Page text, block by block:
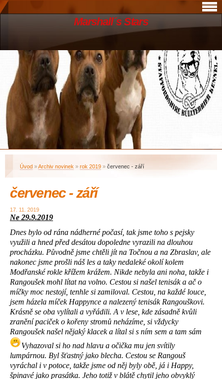
Marshall´s Stars
Úvod »Archiv novinek » rok 2019 » červenec - září
červenec - září
17. 11. 2019
Ne 29.9.2019
Dnes bylo od rána nádherné počasí, tak jsme toho s pejsky
využili a hned před desátou dopoledne vyrazili na dlouhou
procházku. Původně jsme chtěli jít na Točnou a na Zbraslav, ale
nakonec jsme prošli náš les a taky nedaleké okolí kolem
Modřanské rokle křížem krážem. Nikde nebyla ani noha, takže i
Rangoušek mohl lítat na volno. Cestou si našel tenisák a ač o
míčky moc nestojí, tenhle si zamiloval. Cestou, na každé louce,
jsem házela míček Happynce a nalezený tenisák Rangouškovi.
Krásně se oba vylítali a vyřádili. A v lese, kde zásadně kvůli
zranění paciček o kořeny stromů neházíme, si vždycky
Rangoušek našel nějaký klacek a lítal si s ním sem a tam sám
Vyhazoval si ho nad hlavu a očička mu jen svítily
lumpárnou. Byl šťastný jako blecha. Cestou se Rangouš
vyráchal i v potoce, takže jsme od něj byly obě, já i Happy,
špinavé jako prasátka. Jeho totiž v blátě chytil jeho obvyklý